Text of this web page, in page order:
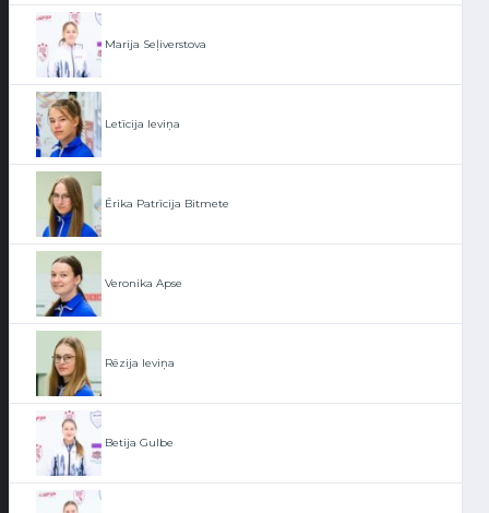
Marija Seļiverstova
Letīcija Ieviņa
Ērika Patrīcija Bitmete
Veronika Apse
Rēzija Ieviņa
Betija Gulbe